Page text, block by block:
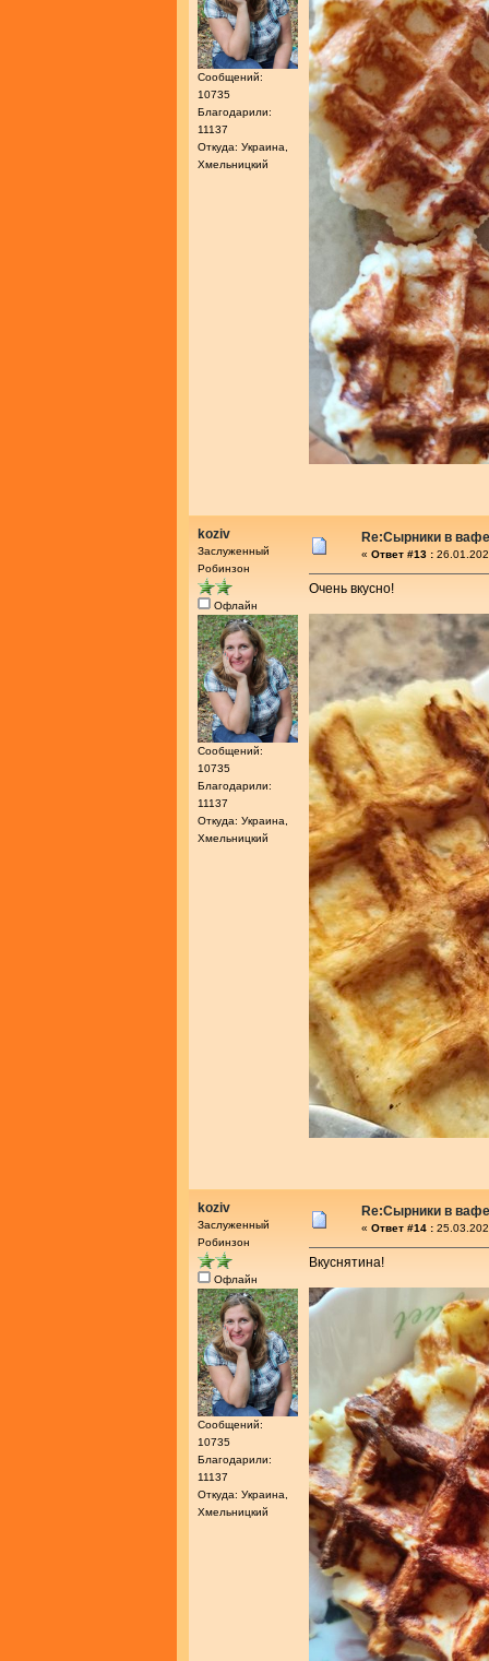
Сообщений:
10735
Благодарили:
11137
Откуда: Украина,
Хмельницкий
koziv
Заслуженный
Робинзон
Офлайн
Сообщений:
10735
Благодарили:
11137
Откуда: Украина,
Хмельницкий
Re:Сырники в
« Ответ #13 :
Очень вкусно!
koziv
Заслуженный
Робинзон
Офлайн
Сообщений:
10735
Благодарили:
11137
Откуда: Украина,
Хмельницкий
Re:Сырники в
« Ответ #14 :
Вкуснятина!